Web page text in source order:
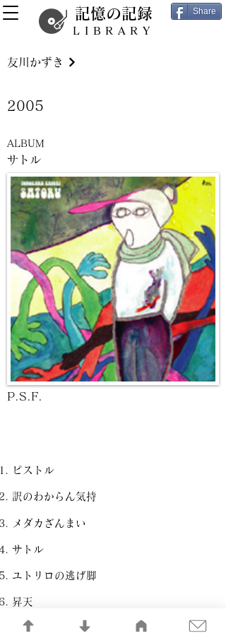
記憶の記録
LIBRARY
Share
サトル
ピストル
訳のわからん気持
メダカざんまい
サトル
ユトリロの逃げ脚
昇天
レモンの爆弾
友川かずき
2005
ALBUM
P.S.F.